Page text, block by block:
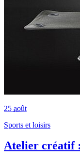
25 août
Sports et loisirs
Atelier créatif